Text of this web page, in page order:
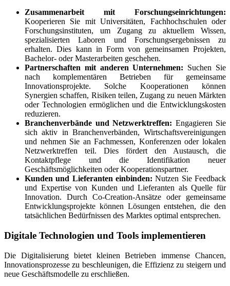
Zusammenarbeit mit Forschungseinrichtungen:
Kooperieren Sie mit Universitäten, Fachhochschulen oder
Forschungsinstituten, um Zugang zu aktuellem Wissen,
spezialisierten Laboren und Forschungsergebnissen zu
erhalten. Dies kann in Form von gemeinsamen Projekten,
Bachelor- oder Masterarbeiten geschehen.
Partnerschaften mit anderen Unternehmen: Suchen Sie
nach komplementären Betrieben für gemeinsame
Innovationsprojekte. Solche Kooperationen können
Synergien schaffen, Risiken teilen, Zugang zu neuen Märkten
oder Technologien ermöglichen und die Entwicklungskosten
reduzieren.
Branchenverbände und Netzwerktreffen: Engagieren Sie
sich aktiv in Branchenverbänden, Wirtschaftsvereinigungen
und nehmen Sie an Fachmessen, Konferenzen oder lokalen
Netzwerktreffen teil. Dies fördert den Austausch, die
Kontaktpflege und die Identifikation neuer
Geschäftsmöglichkeiten oder Kooperationspartner.
Kunden und Lieferanten einbinden: Nutzen Sie Feedback
und Expertise von Kunden und Lieferanten als Quelle für
Innovation. Durch Co-Creation-Ansätze oder gemeinsame
Entwicklungsprojekte können Lösungen entstehen, die den
tatsächlichen Bedürfnissen des Marktes optimal entsprechen.
Digitale Technologien und Tools implementieren
Die Digitalisierung bietet kleinen Betrieben immense Chancen,
Innovationsprozesse zu beschleunigen, die Effizienz zu steigern und
neue Geschäftsmodelle zu erschließen.